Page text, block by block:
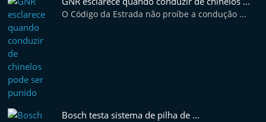
O Código da Estrada não proíbe a condução ...
Bosch testa sistema de pilha de ...